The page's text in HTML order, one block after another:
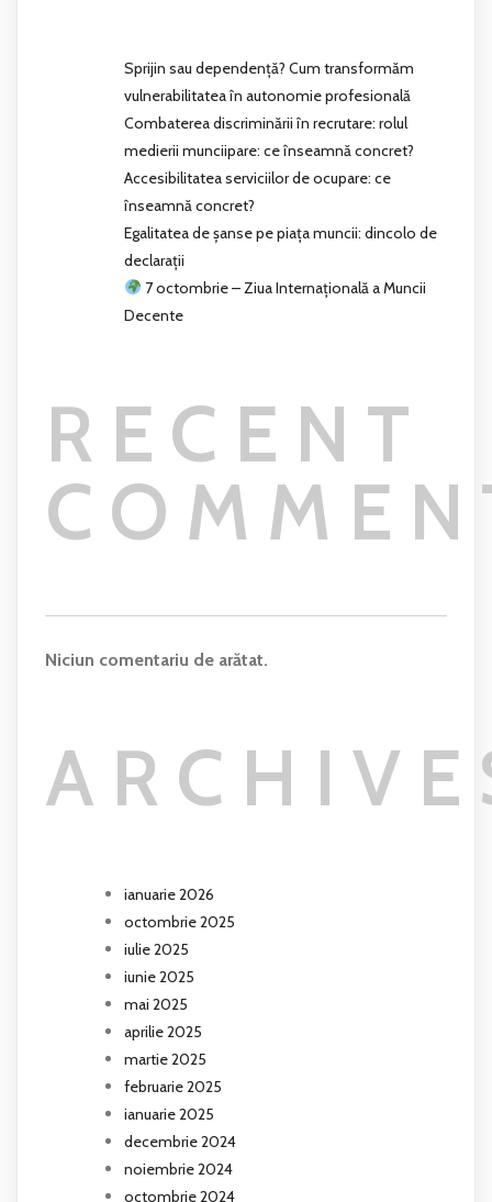
Sprijin sau dependență? Cum transformăm
vulnerabilitatea în autonomie profesională
Combaterea discriminării în recrutare: rolul
medierii munciipare: ce înseamnă concret?
Accesibilitatea serviciilor de ocupare: ce
înseamnă concret?
Egalitatea de șanse pe piața muncii: dincolo de
declarații
7 octombrie – Ziua Internațională a Muncii
Decente
RECENT
Niciun comentariu de arătat.
ianuarie 2026
octombrie 2025
iulie 2025
iunie 2025
mai 2025
aprilie 2025
martie 2025
februarie 2025
ianuarie 2025
decembrie 2024
noiembrie 2024
octombrie 2024